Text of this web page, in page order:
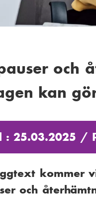
och
kan
: 25.03.2025 /
kommer
och